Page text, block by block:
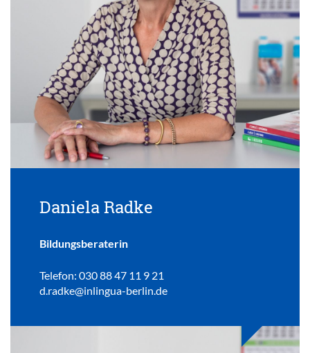
Daniela Radke
Bildungsberaterin
Telefon: 030 88 47 11 9 21
d.radke@inlingua-berlin.de